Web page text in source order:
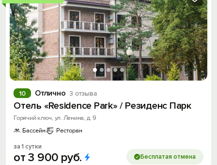
Отлично 3 отзыва
10
Отель «Residence Park» / Резиденс Парк
Горячий ключ, ул. Ленина, д. 9
Бассейн
Ресторан
за 1 сутки
от3 900 руб. Бесплатая отмена